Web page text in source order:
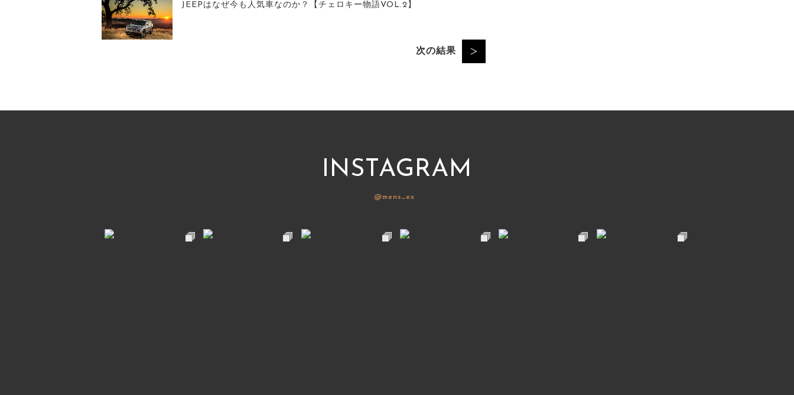
JEEPはなぜ今も人気車なのか？【チェロキー物語VOL.2】
次の結果
INSTAGRAM
@mens_ex